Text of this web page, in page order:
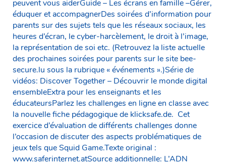
peuvent vous aiderGuide – Les écrans en famille –Gérer,
éduquer et accompagnerDes soirées d’information pour
parents sur des sujets tels que les réseaux sociaux, les
heures d’écran, le cyber-harcèlement, le droit à l’image,
la représentation de soi etc. (Retrouvez la liste actuelle
des prochaines soirées pour parents sur le site bee-
secure.lu sous la rubrique « événements ».)Série de
vidéos: Discover Together – Découvrir le monde digital
ensembleExtra pour les enseignants et les
éducateursParlez les challenges en ligne en classe avec
la nouvelle fiche pédagogique de klicksafe.de. Cet
exercice d’évaluation de différents challenges donne
l’occasion de discuter des aspects problématiques de
jeux tels que Squid Game.Texte original :
www.saferinternet.atSource additionnelle: L’ADN